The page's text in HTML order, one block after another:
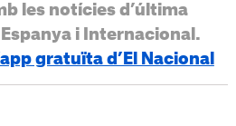
les notícies d’última
i Internacional.
gratuïta d’El Nacional